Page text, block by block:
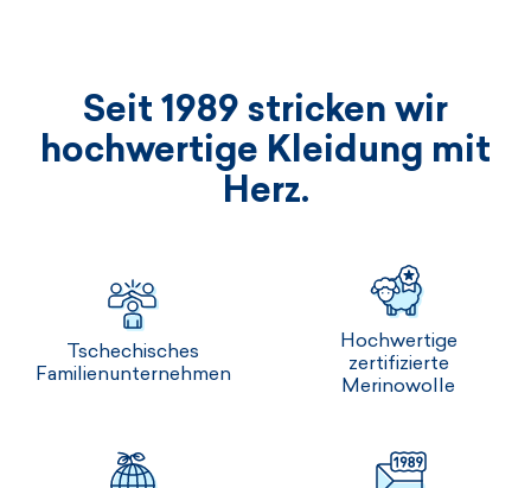
Seit 1989 stricken wir
hochwertige Kleidung mit
Herz.
Tschechisches
Familienunternehmen
Hochwertige
zertifizierte
Merinowolle